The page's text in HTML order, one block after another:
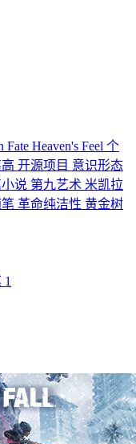
Fate Heaven's Feel 个
开源项目 意识形态
说 第九艺术 米凯拉
革命纯洁性 黄金树
1